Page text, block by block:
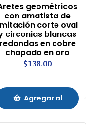
geométricos
con amatista de
corte oval
circonias blancas
redondas en cobre
chapado en oro
$138.00
Agregar al